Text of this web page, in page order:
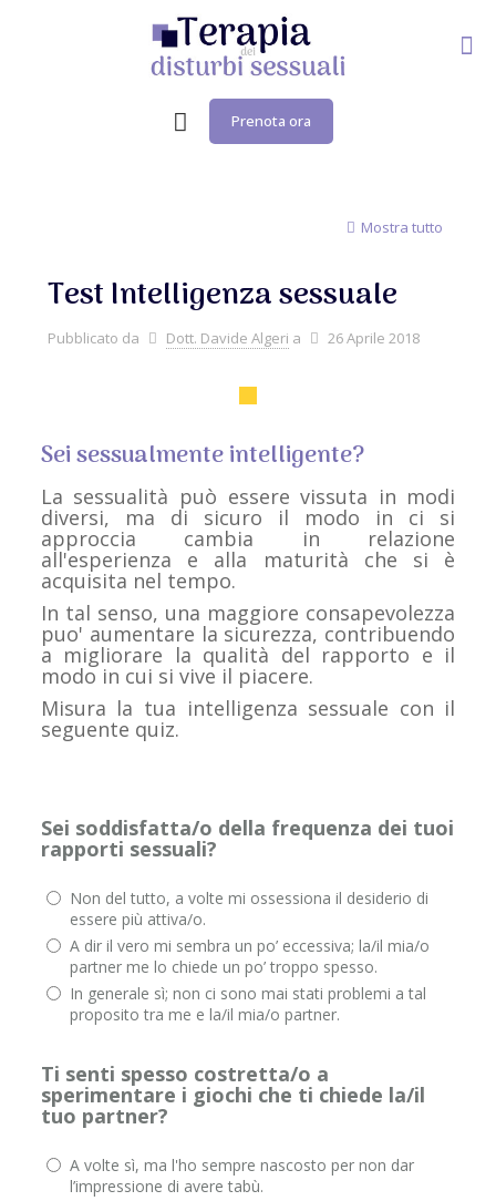
Prenota ora
Mostra tutto
Test Intelligenza sessuale
Pubblicato da Dott. Davide Algeri a 26 Aprile 2018
Sei sessualmente intelligente?
La sessualità può essere vissuta in modi
diversi, ma di sicuro il modo in ci si
approccia cambia in relazione
all'esperienza e alla maturità che si è
acquisita nel tempo.
In tal senso, una maggiore consapevolezza
puo' aumentare la sicurezza, contribuendo
a migliorare la qualità del rapporto e il
modo in cui si vive il piacere.
Misura la tua intelligenza sessuale con il
seguente quiz.
Sei soddisfatta/o della frequenza dei tuoi
rapporti sessuali?
Non del tutto, a volte mi ossessiona il desiderio di
essere più attiva/o.
A dir il vero mi sembra un po’ eccessiva; la/il mia/o
partner me lo chiede un po’ troppo spesso.
In generale sì; non ci sono mai stati problemi a tal
proposito tra me e la/il mia/o partner.
Ti senti spesso costretta/o a
sperimentare i giochi che ti chiede la/il
tuo partner?
A volte sì, ma l'ho sempre nascosto per non dar
l’impressione di avere tabù.